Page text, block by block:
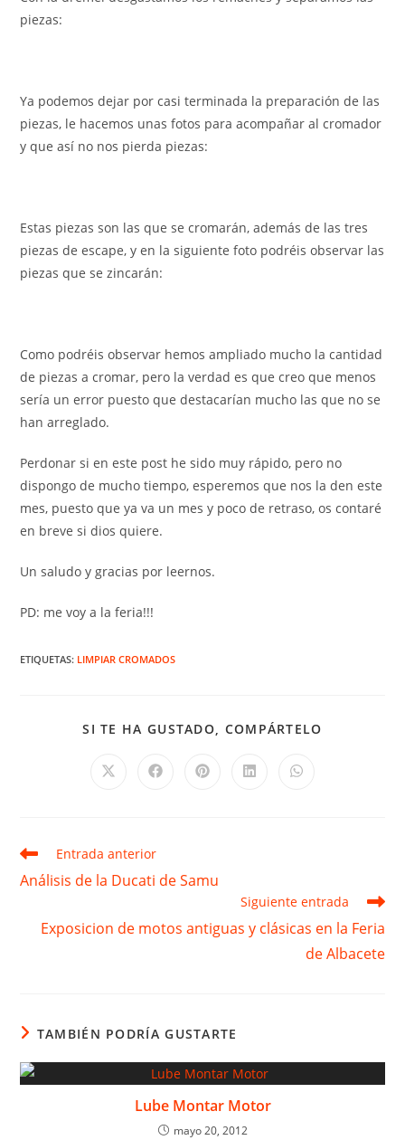
piezas:
Ya podemos dejar por casi terminada la preparación de las
piezas, le hacemos unas fotos para acompañar al cromador
y que así no nos pierda piezas:
Estas piezas son las que se cromarán, además de las tres
piezas de escape, y en la siguiente foto podréis observar las
piezas que se zincarán:
Como podréis observar hemos ampliado mucho la cantidad
de piezas a cromar, pero la verdad es que creo que menos
sería un error puesto que destacarían mucho las que no se
han arreglado.
Perdonar si en este post he sido muy rápido, pero no
dispongo de mucho tiempo, esperemos que nos la den este
mes, puesto que ya va un mes y poco de retraso, os contaré
en breve si dios quiere.
Un saludo y gracias por leernos.
PD: me voy a la feria!!!
ETIQUETAS: LIMPIAR CROMADOS
SI TE HA GUSTADO, COMPÁRTELO
Se
Se Se Se Se
Leer
más
artículos
Entrada anterior
Análisis de la Ducati de Samu
Siguiente entrada
Exposicion de motos antiguas y clásicas en la Feria
de Albacete
TAMBIÉN PODRÍA GUSTARTE
Lube Montar Motor
mayo 20, 2012